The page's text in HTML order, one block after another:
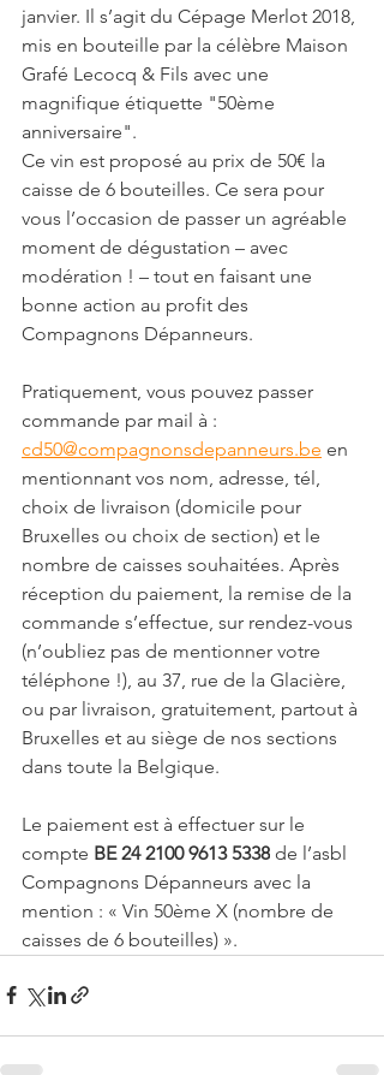
janvier. Il s’agit du Cépage Merlot 2018,
mis en bouteille par la célèbre Maison
Grafé Lecocq & Fils avec une
magnifique étiquette "50ème
anniversaire".
Ce vin est proposé au prix de 50€ la
caisse de 6 bouteilles. Ce sera pour
vous l’occasion de passer un agréable
moment de dégustation – avec
modération ! – tout en faisant une
bonne action au profit des
Compagnons Dépanneurs.
Pratiquement, vous pouvez passer
commande par mail à :
cd50@compagnonsdepanneurs.be en
mentionnant vos nom, adresse, tél,
choix de livraison (domicile pour
Bruxelles ou choix de section) et le
nombre de caisses souhaitées. Après
réception du paiement, la remise de la
commande s’effectue, sur rendez-vous
(n’oubliez pas de mentionner votre
téléphone !), au 37, rue de la Glacière,
ou par livraison, gratuitement, partout à
Bruxelles et au siège de nos sections
dans toute la Belgique.
Le paiement est à effectuer sur le
compte BE 24 2100 9613 5338 de l’asbl
Compagnons Dépanneurs avec la
mention : « Vin 50ème X (nombre de
caisses de 6 bouteilles) ».